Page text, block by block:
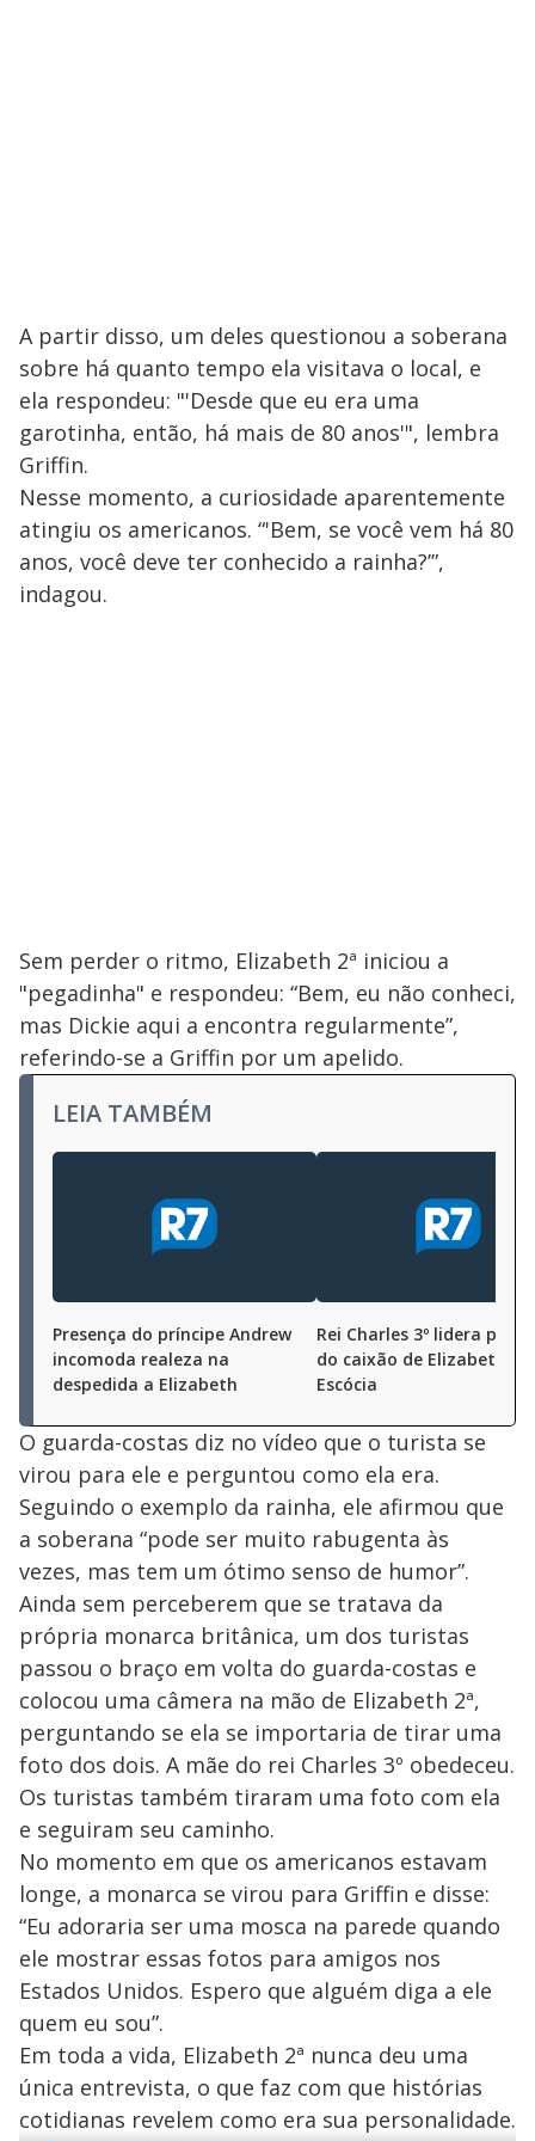
A partir disso, um deles questionou a soberana
sobre há quanto tempo ela visitava o local, e
ela respondeu: "'Desde que eu era uma
garotinha, então, há mais de 80 anos'", lembra
Griffin.
Nesse momento, a curiosidade aparentemente
atingiu os americanos. “'Bem, se você vem há 80
anos, você deve ter conhecido a rainha?’”,
indagou.
Sem perder o ritmo, Elizabeth 2ª iniciou a
"pegadinha" e respondeu: “Bem, eu não conheci,
mas Dickie aqui a encontra regularmente”,
referindo-se a Griffin por um apelido.
LEIA TAMBÉM
Presença do príncipe Andrew
incomoda realeza na
despedida a Elizabeth
Rei Charles 3º lidera
do caixão de Elizabeth 2ª
Escócia
O guarda-costas diz no vídeo que o turista se
virou para ele e perguntou como ela era.
Seguindo o exemplo da rainha, ele afirmou que
a soberana “pode ser muito rabugenta às
vezes, mas tem um ótimo senso de humor”.
Ainda sem perceberem que se tratava da
própria monarca britânica, um dos turistas
passou o braço em volta do guarda-costas e
colocou uma câmera na mão de Elizabeth 2ª,
perguntando se ela se importaria de tirar uma
foto dos dois. A mãe do rei Charles 3º obedeceu.
Os turistas também tiraram uma foto com ela
e seguiram seu caminho.
No momento em que os americanos estavam
longe, a monarca se virou para Griffin e disse:
“Eu adoraria ser uma mosca na parede quando
ele mostrar essas fotos para amigos nos
Estados Unidos. Espero que alguém diga a ele
quem eu sou”.
Em toda a vida, Elizabeth 2ª nunca deu uma
única entrevista, o que faz com que histórias
cotidianas revelem como era sua personalidade.